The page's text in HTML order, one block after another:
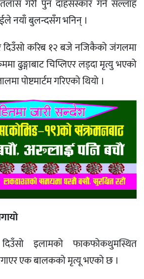
गरी पुन दाहसंस्कार गर्ने सल्लाह
नयाँ बुलन्दसँग भनिन् ।
दिउँसो करिब १२ बजे नजिकैको जंगलमा
ढुङ्गाबाट चिप्लिएर लड्दा मृत्यु भएको
पोष्टमार्टम गरिएको थियो ।
इलामको फाकफोकथुमस्थित
एक बालकको मृत्यू भएको छ ।